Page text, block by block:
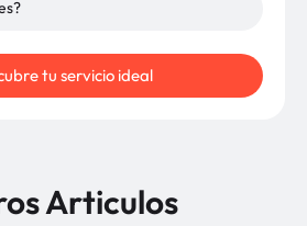
tu servicio ideal
Articulos